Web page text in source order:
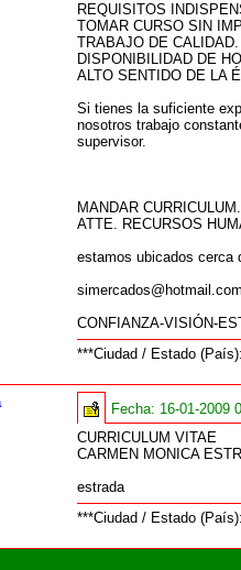
REQUISITOS
TOMAR CURSO SIN
TRABAJO DE CALIDAD.
DISPONIBILIDAD DE
ALTO SENTIDO DE LA
Si tienes la suficiente
nosotros trabajo
supervisor.
MANDAR CURRICULUM.
ATTE. RECURSOS
estamos ubicados cerca
simercados@hotmail.com
CONFIANZA-VISIÓN-
***Ciudad / Estado (País):
Fecha: 16-01-2009
CURRICULUM VITAE
CARMEN MONICA
estrada
***Ciudad / Estado (País):